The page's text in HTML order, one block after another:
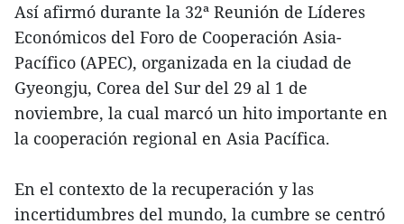
Así afirmó durante la 32ª Reunión de Líderes
Económicos del Foro de Cooperación Asia-
Pacífico (APEC), organizada en la ciudad de
Gyeongju, Corea del Sur del 29 al 1 de
noviembre, la cual marcó un hito importante en
la cooperación regional en Asia Pacífica.
En el contexto de la recuperación y las
incertidumbres del mundo, la cumbre se centró